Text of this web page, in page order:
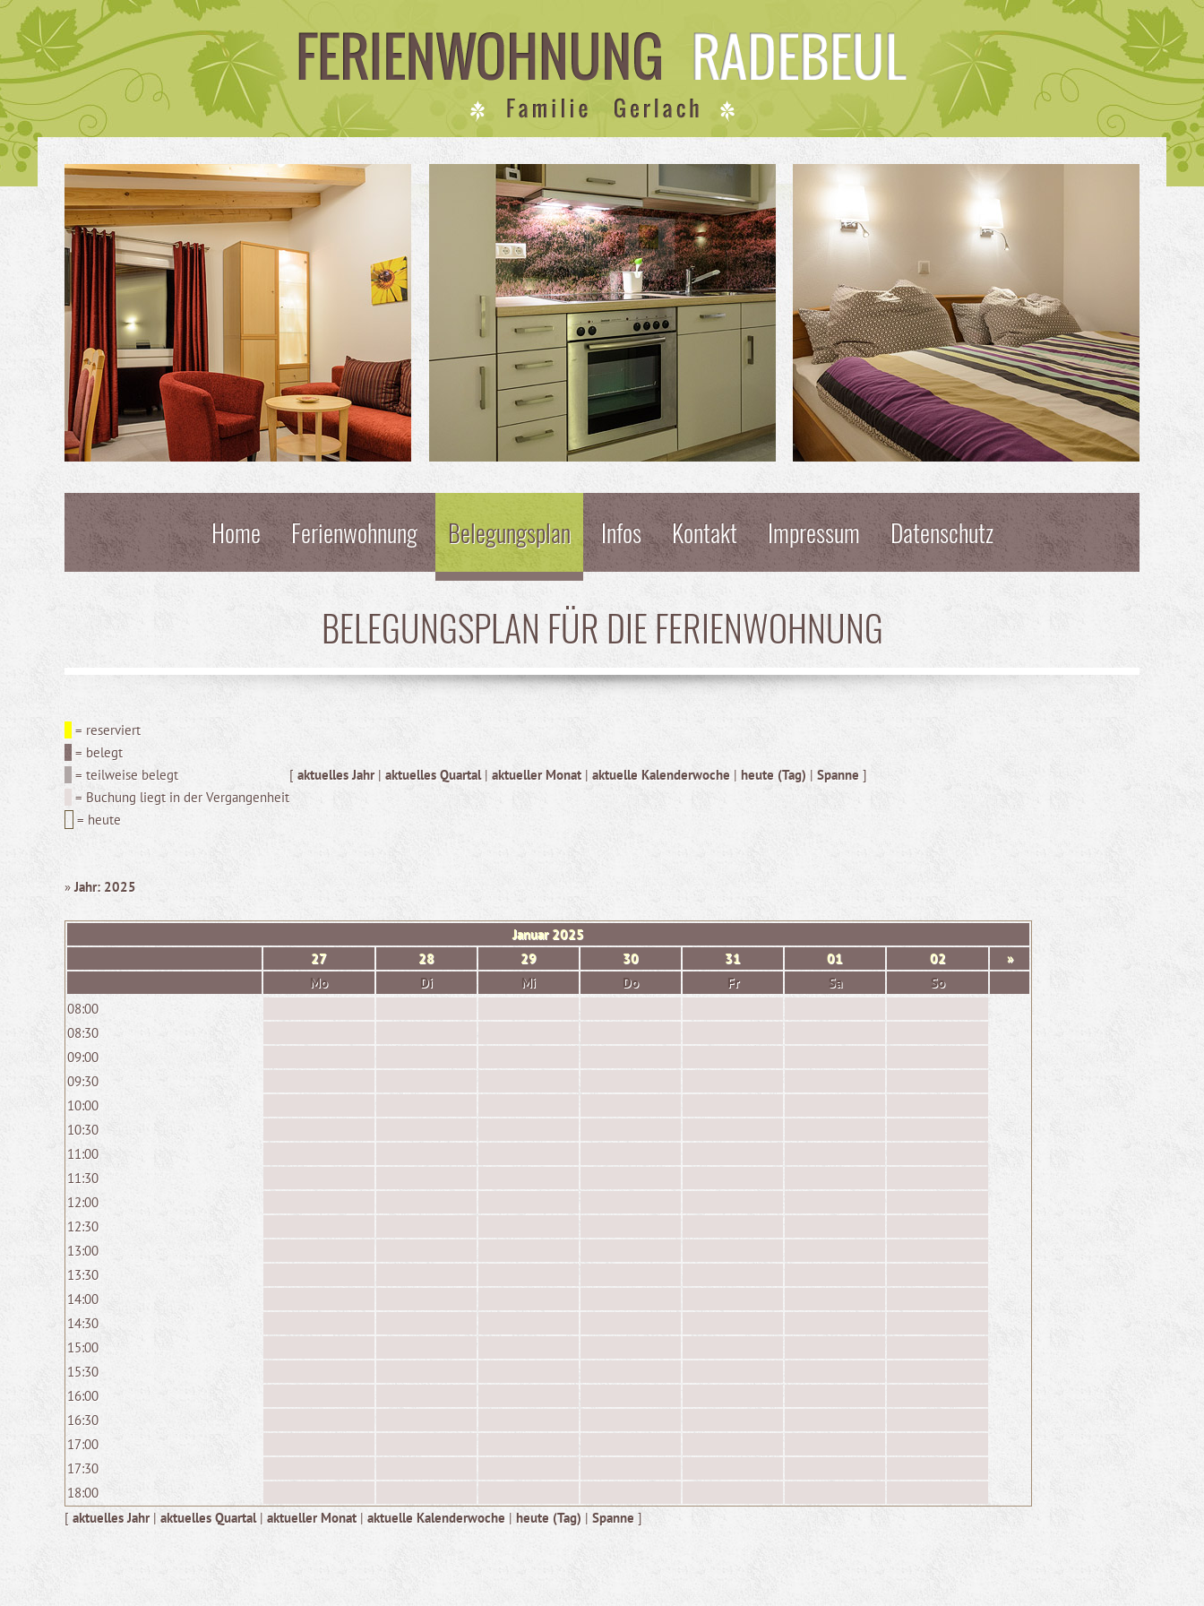
Home Ferienwohnung Belegungsplan Infos Kontakt Impressum Datenschutz
BELEGUNGSPLAN FÜR DIE FERIENWOHNUNG
= reserviert
= belegt
= teilweise belegt
= Buchung liegt in der Vergangenheit
= heute
[ aktuelles Jahr| aktuelles Quartal| aktueller Monat | aktuelle Kalenderwoche | heute (Tag) | Spanne ]
»Jahr: 2025
Januar 2025
27
28 29 30 31 01 02
»
Mo
Di Mi Do Fr Sa
So
08:00
08:30
09:00
09:30
10:00
10:30
11:00
11:30
12:00
12:30
13:00
13:30
14:00
14:30
15:00
15:30
16:00
16:30
17:00
17:30
18:00
[ aktuelles Jahr| aktuelles Quartal| aktueller Monat | aktuelle Kalenderwoche | heute (Tag) | Spanne ]